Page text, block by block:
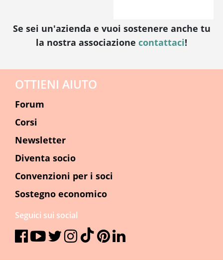
Se sei un'azienda e vuoi sostenere anche tu
la nostra associazione contattaci!
OTTIENI AIUTO
Forum
Corsi
Newsletter
Diventa socio
Convenzioni per i soci
Sostegno economico
Seguici sui social